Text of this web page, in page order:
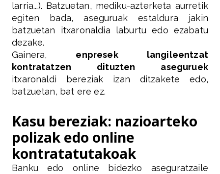
larria...). Batzuetan, mediku-azterketa aurretik
egiten bada, aseguruak estaldura jakin
batzuetan itxaronaldia laburtu edo ezabatu
dezake.
Gainera, enpresek langileentzat
kontratatzen dituzten aseguruek
itxaronaldi bereziak izan ditzakete edo,
batzuetan, bat ere ez.
Kasu bereziak: nazioarteko
polizak edo online
kontratatutakoak
Banku edo online bidezko aseguratzaile